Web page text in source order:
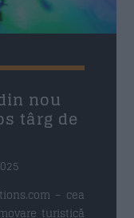
nou
târg de
– cea
turistică